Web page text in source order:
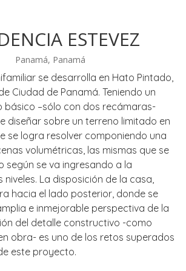
ESTEVEZ
Panamá, Panamá
se desarrolla en Hato Pintado,
Ciudad de Panamá. Teniendo un
básico –sólo con dos recámaras-
diseñar sobre un terreno limitado en
se logra resolver componiendo una
volumétricas, las mismas que se
según se va ingresando a la
niveles. La disposición de la casa,
hacia el lado posterior, donde se
e inmejorable perspectiva de la
del detalle constructivo -como
obra- es uno de los retos superados
este proyecto.